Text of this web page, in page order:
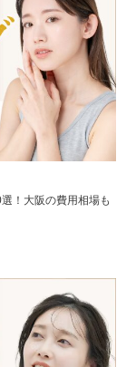
！大阪の費用相場も